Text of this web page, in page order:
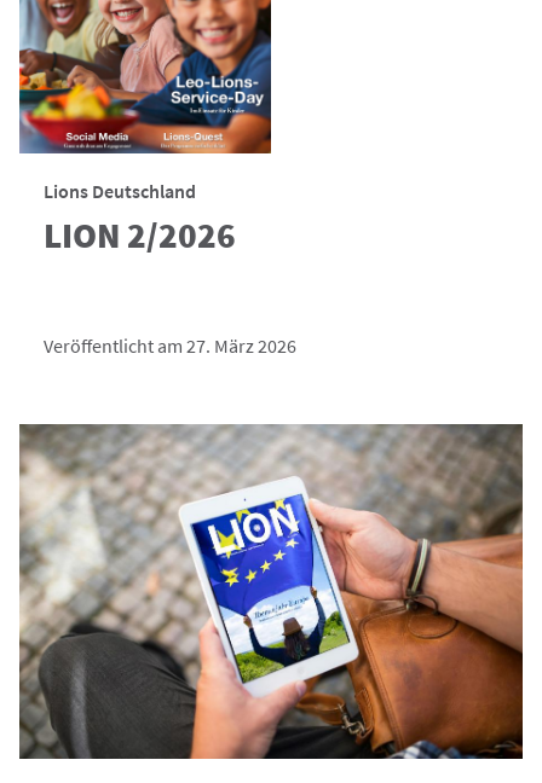
Lions Deutschland
LION 2/2026
Veröffentlicht am 27. März 2026